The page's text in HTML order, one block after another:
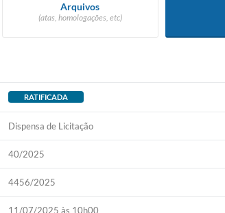
Arquivos
(atas, homologações, etc)
RATIFICADA
Dispensa de Licitação
40/2025
4456/2025
11/07/2025 às 10h00